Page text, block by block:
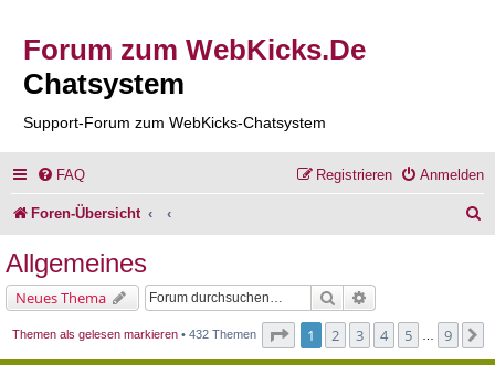
Forum zum WebKicks.De
Chatsystem
Support-Forum zum WebKicks-Chatsystem
FAQ Anmelden
Registrieren
Foren-Übersicht
Allgemeines
Neues Thema Suche
Themen als gelesen markieren• 432 Themen Seite von
1 2 3 4 5 9